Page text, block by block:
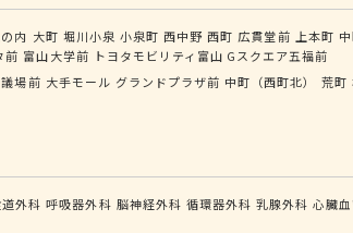
内 大町 堀川小泉 小泉町 西中野 西町 広貫堂前 上本町
前 富山大学前 トヨタモビリティ富山 Gスクエア五福前
場前 大手モール グランドプラザ前 中町（西町北） 荒町
外科 呼吸器外科 脳神経外科 循環器外科 乳腺外科 心臓